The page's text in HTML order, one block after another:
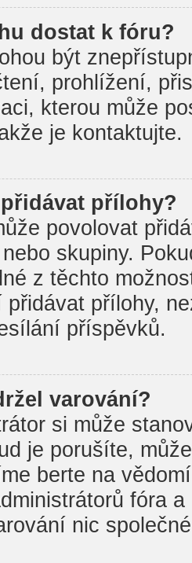
dostat k fóru?
být
prohlížení,
kterou může
je kontaktujte.
přílohy?
povolovat
skupiny.
z těchto
přidávat přílohy,
příspěvků.
varování?
si může
je porušíte,
berte na
fóra
nic